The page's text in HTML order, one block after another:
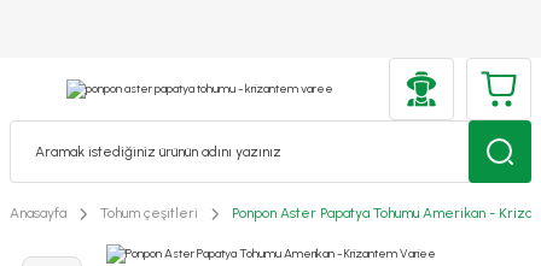
Anasayfa Tohum çeşitleri Ponpon Aster Papatya Tohumu Amerikan -